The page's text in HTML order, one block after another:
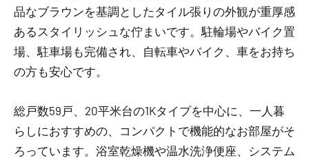
品なブラウンを基調としたタイル張りの外観が重厚感
あるスタイリッシュな佇まいです。駐輪場やバイク置
場、駐車場も完備され、自転車やバイク、車をお持ち
の方も安心です。
総戸数59戸、20平米台の1Kタイプを中心に、一人暮
らしにおすすめの、コンパクトで機能的なお部屋がそ
ろっています。浴室乾燥機や温水洗浄便座、システム